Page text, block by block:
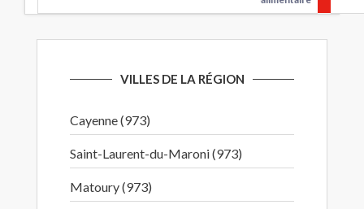
VILLES DE LA RÉGION
Cayenne (973)
Saint-Laurent-du-Maroni (973)
Matoury (973)